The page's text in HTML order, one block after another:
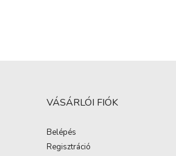
VÁSÁRLÓI FIÓK
Belépés
Regisztráció